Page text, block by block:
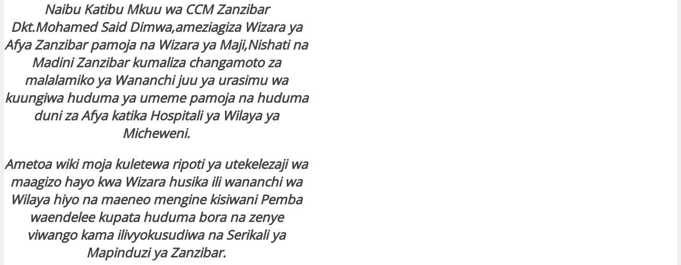
Naibu Katibu Mkuu wa CCM Zanzibar
Dkt.Mohamed Said Dimwa,ameziagiza Wizara ya
Afya Zanzibar pamoja na Wizara ya Maji,Nishati na
Madini Zanzibar kumaliza changamoto za
malalamiko ya Wananchi juu ya urasimu wa
kuungiwa huduma ya umeme pamoja na huduma
duni za Afya katika Hospitali ya Wilaya ya
Micheweni.
Ametoa wiki moja kuletewa ripoti ya utekelezaji wa
maagizo hayo kwa Wizara husika ili wananchi wa
Wilaya hiyo na maeneo mengine kisiwani Pemba
waendelee kupata huduma bora na zenye
viwango kama ilivyokusudiwa na Serikali ya
Mapinduzi ya Zanzibar.